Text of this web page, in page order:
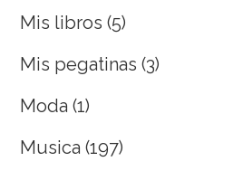
Mis libros (5)
Mis pegatinas (3)
Moda (1)
Musica (197)